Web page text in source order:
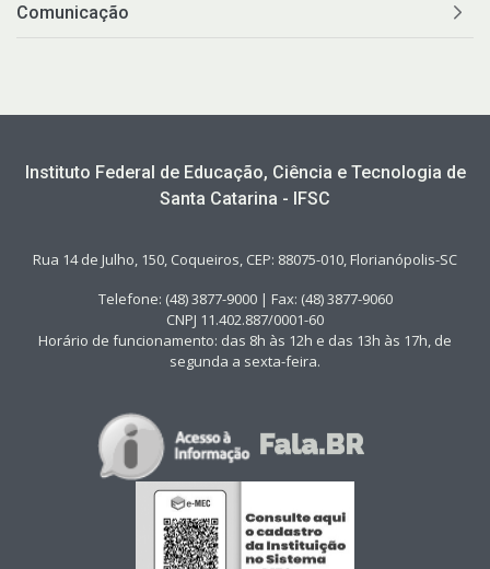
Comunicação
Instituto Federal de Educação, Ciência e Tecnologia de
Santa Catarina - IFSC
Rua 14 de Julho, 150, Coqueiros, CEP: 88075-010, Florianópolis-SC
Telefone: (48) 3877-9000 | Fax: (48) 3877-9060
CNPJ 11.402.887/0001-60
Horário de funcionamento: das 8h às 12h e das 13h às 17h, de
segunda a sexta-feira.